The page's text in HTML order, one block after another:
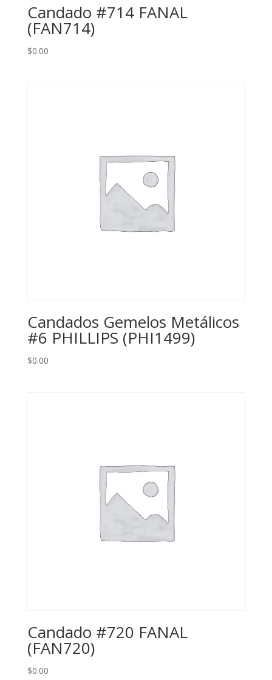
Candado #714 FANAL
(FAN714)
$0.00
Candados Gemelos Metálicos
#6 PHILLIPS (PHI1499)
$0.00
Candado #720 FANAL
(FAN720)
$0.00